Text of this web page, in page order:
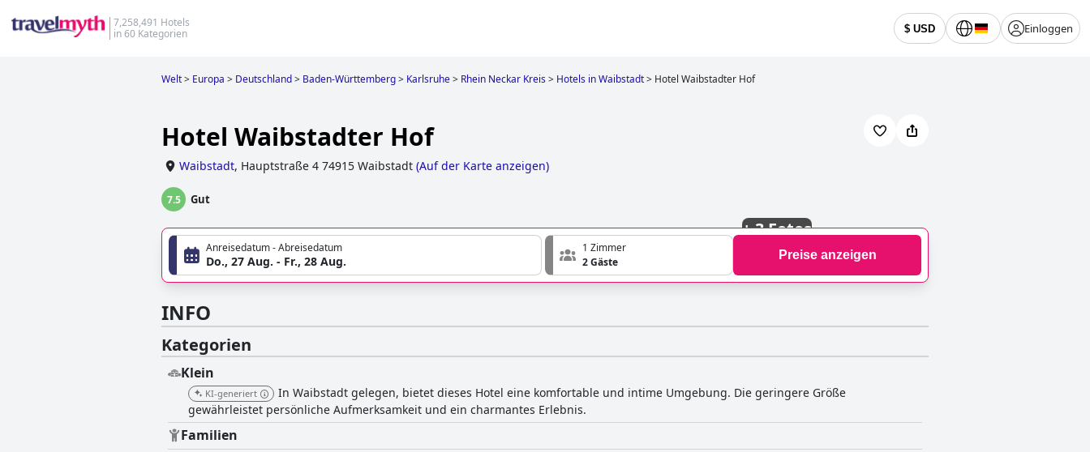
7,258,491 Hotels
in 60 Kategorien
$ USD Einloggen
Welt> Europa > Deutschland> Baden-Württemberg> Karlsruhe> Rhein Neckar Kreis> Hotels in Waibstadt> Hotel Waibstadter Hof
Hotel Waibstadter Hof
Waibstadt, Hauptstraße 4 74915 Waibstadt (Auf der Karte anzeigen)
7.5 Gut
+3 Fotos
Anreisedatum - Abreisedatum
Do., 27 Aug. - Fr., 28 Aug.
1 Zimmer
2 Gäste
Preise anzeigen
INFO
Kategorien
Klein
KI-generiert
In Waibstadt gelegen, bietet dieses Hotel eine komfortable und intime Umgebung. Die geringere Größe
gewährleistet persönliche Aufmerksamkeit und ein charmantes Erlebnis.
Familien